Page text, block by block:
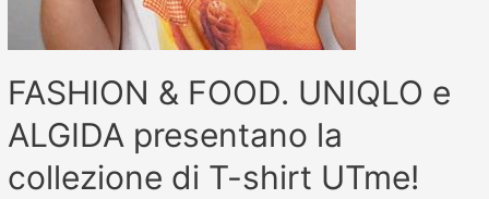
FASHION & FOOD. UNIQLO e
ALGIDA presentano la
collezione di T-shirt UTme!